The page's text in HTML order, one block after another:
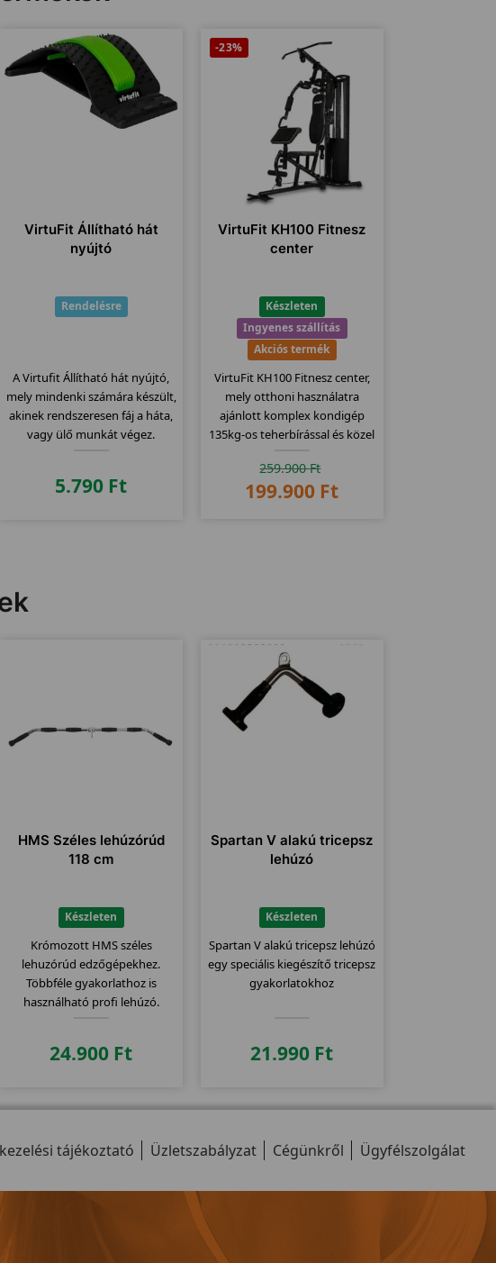
VirtuFit Állítható hát
nyújtó
Rendelésre
A Virtufit Állítható hát nyújtó,
mely mindenki számára készült,
akinek rendszeresen fáj a háta,
vagy ülő munkát végez.
5.790 Ft
-23%
VirtuFit KH100 Fitnesz
center
Készleten
Ingyenes szállítás
Akciós termék
VirtuFit KH100 Fitnesz center,
mely otthoni használatra
ajánlott komplex kondigép
135kg-os teherbírással és közel
259.900Ft
199.900 Ft
HMS Széles lehúzórúd
118 cm
Készleten
Krómozott HMS széles
lehuzórúd edzőgépekhez.
Többféle gyakorlathoz is
használható profi lehúzó.
24.900 Ft
Spartan V alakú tricepsz
lehúzó
Készleten
Spartan V alakú tricepsz lehúzó
egy speciális kiegészítő tricepsz
gyakorlatokhoz
21.990 Ft
tájékoztató Üzletszabályzat Cégünkről Ügyfélszolgálat